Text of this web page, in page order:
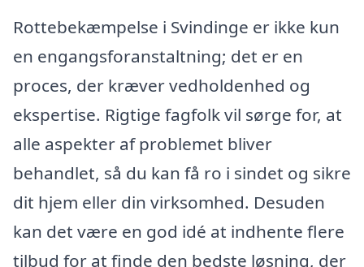
Rottebekæmpelse i Svindinge er ikke kun
en engangsforanstaltning; det er en
proces, der kræver vedholdenhed og
ekspertise. Rigtige fagfolk vil sørge for, at
alle aspekter af problemet bliver
behandlet, så du kan få ro i sindet og sikre
dit hjem eller din virksomhed. Desuden
kan det være en god idé at indhente flere
tilbud for at finde den bedste løsning, der